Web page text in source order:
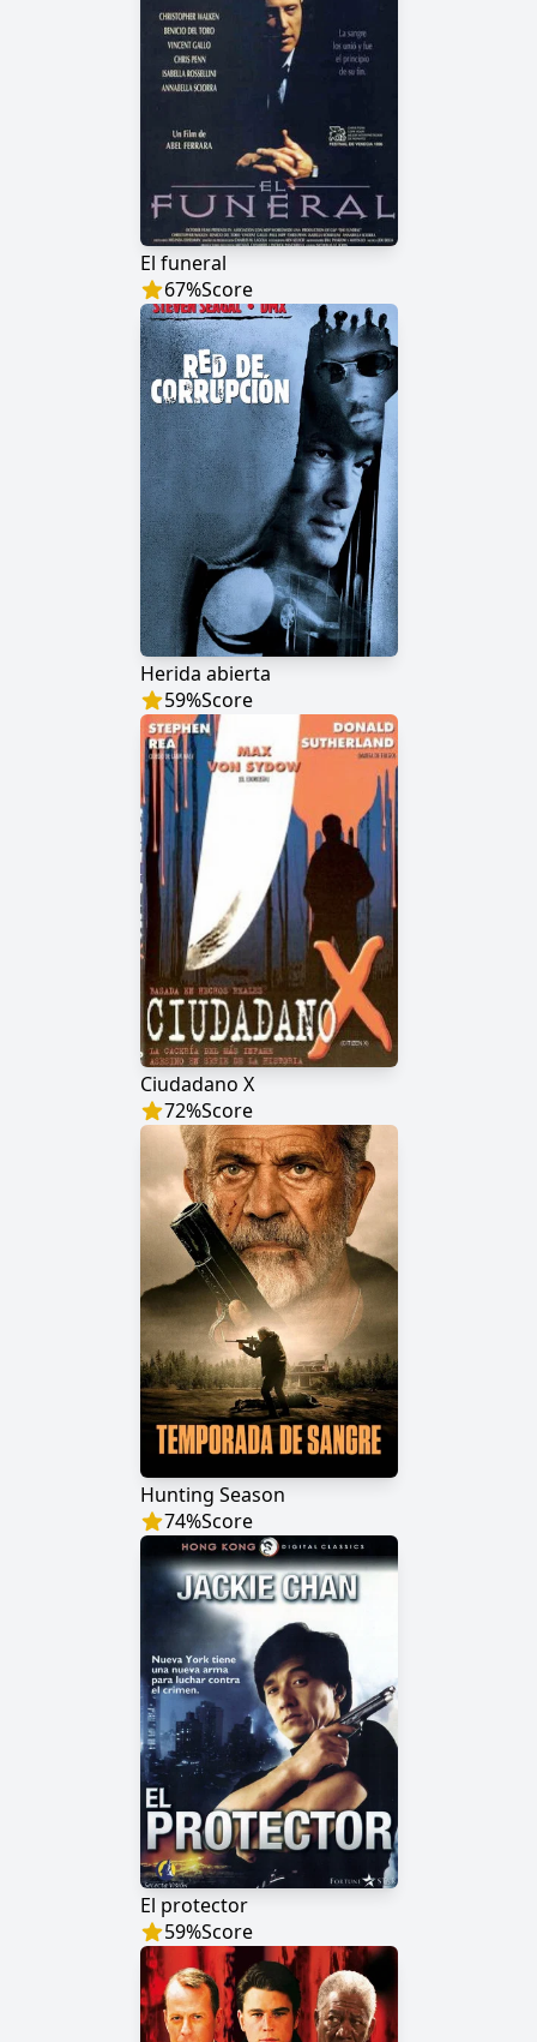
El funeral
67%Score
Herida abierta
59%Score
Ciudadano X
72%Score
Hunting Season
74%Score
El protector
59%Score